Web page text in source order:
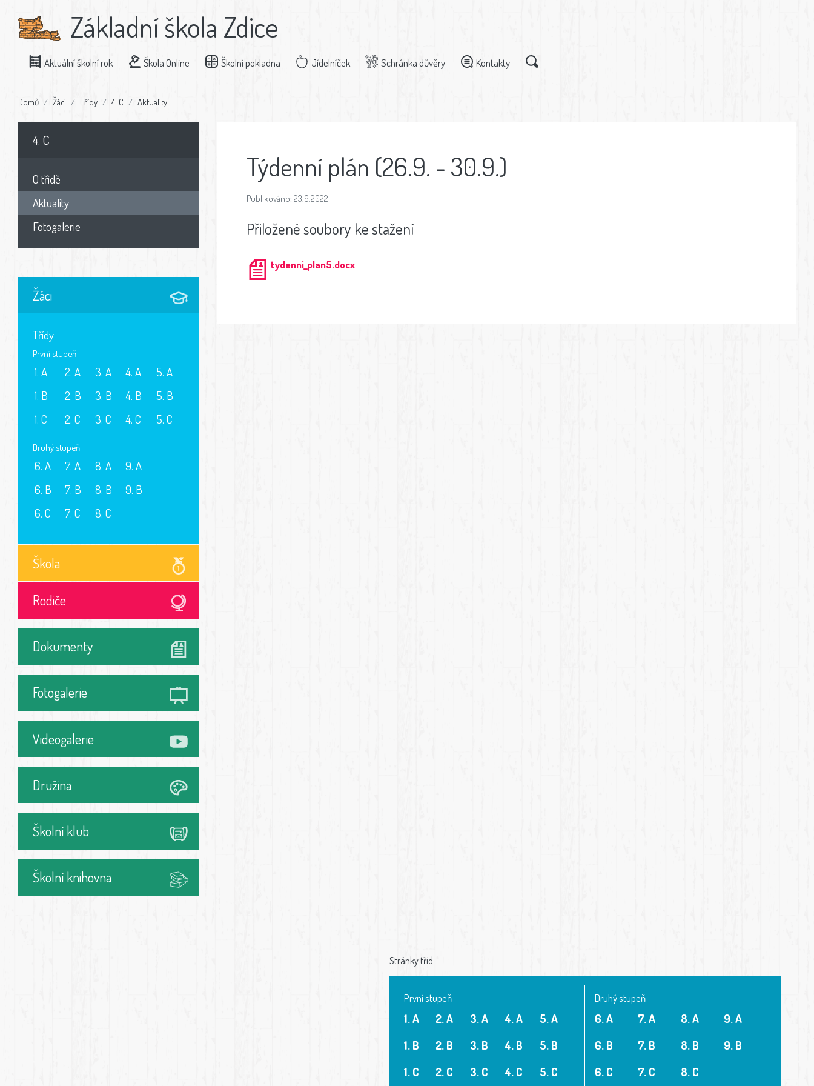
Základní škola Zdice
Aktuální školní rok Škola Online Školní pokladna Jídelníček Schránka důvěry Kontakty
Domů Žáci Třídy 4. C Aktuality
4. C
O třídě
Aktuality
Fotogalerie
Žáci
Třídy
První stupeň
1. A
1. B
1. C
2. A
2. B
2. C
3. A
3. B
3. C
4. A
4. B
4. C
5. A
5. B
5. C
Druhý stupeň
6. A
6. B
6. C
7. A
7. B
7. C
8. A
8. B
8. C
9. A
9. B
Škola
Rodiče
Dokumenty
Fotogalerie
Videogalerie
Družina
Školní klub
Školní knihovna
Týdenní plán (26.9. - 30.9.)
Publikováno: 23.9.2022
Přiložené soubory ke stažení
tydenni_plan5.docx
Stránky tříd
První stupeň
1. A
1. B
1. C
2. A
2. B
2. C
3. A
3. B
3. C
4. A
4. B
4. C
5. A
5. B
5. C
Druhý stupeň
6. A
6. B
6. C
7. A
7. B
7. C
8. A
8. B
8. C
9. A
9. B